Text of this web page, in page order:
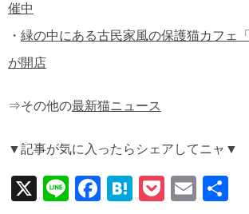
催中
・ 緑の中にある古民家風の保護猫カフェ
が開店
⇒その他の最新猫ニュース
▼記事が気に入ったらシェアしてニャ▼
X
Li
F
H
P
E